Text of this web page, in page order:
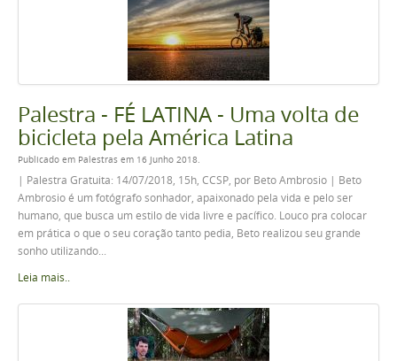
Palestra - FÉ LATINA - Uma volta de
bicicleta pela América Latina
Publicado em Palestras em 16 Junho 2018.
| Palestra Gratuita: 14/07/2018, 15h, CCSP, por Beto Ambrosio | Beto
Ambrosio é um fotógrafo sonhador, apaixonado pela vida e pelo ser
humano, que busca um estilo de vida livre e pacífico. Louco pra colocar
em prática o que o seu coração tanto pedia, Beto realizou seu grande
sonho utilizando...
Leia mais..